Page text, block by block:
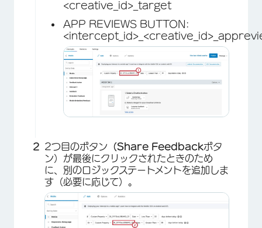
<creative_id>_target
APP REVIEWS BUTTON:
2つ目のボタン （Share Feedbackボタ
ン）が最後にクリックされたときのため
に、別のロジックステートメントを追加しま
す（必要に応じて）。